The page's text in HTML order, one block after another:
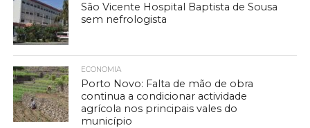
São Vicente Hospital Baptista de Sousa
sem nefrologista
ECONOMIA
Porto Novo: Falta de mão de obra
continua a condicionar actividade
agrícola nos principais vales do
município